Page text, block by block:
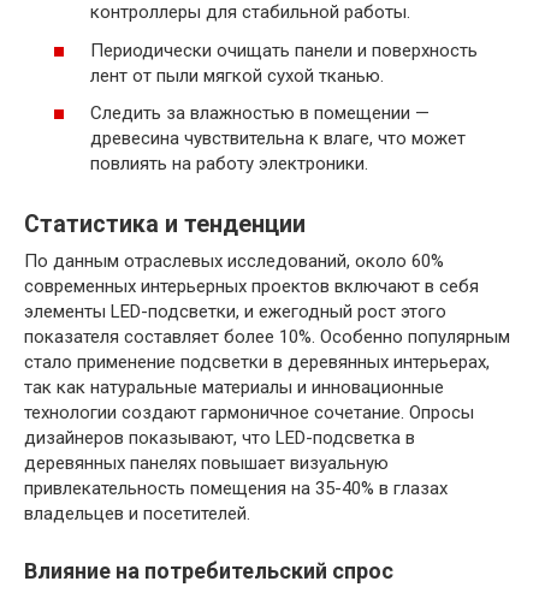
контроллеры для стабильной работы.
Периодически очищать панели и поверхность
лент от пыли мягкой сухой тканью.
Следить за влажностью в помещении —
древесина чувствительна к влаге, что может
повлиять на работу электроники.
Статистика и тенденции
По данным отраслевых исследований, около 60%
современных интерьерных проектов включают в себя
элементы LED-подсветки, и ежегодный рост этого
показателя составляет более 10%. Особенно популярным
стало применение подсветки в деревянных интерьерах,
так как натуральные материалы и инновационные
технологии создают гармоничное сочетание. Опросы
дизайнеров показывают, что LED-подсветка в
деревянных панелях повышает визуальную
привлекательность помещения на 35-40% в глазах
владельцев и посетителей.
Влияние на потребительский спрос